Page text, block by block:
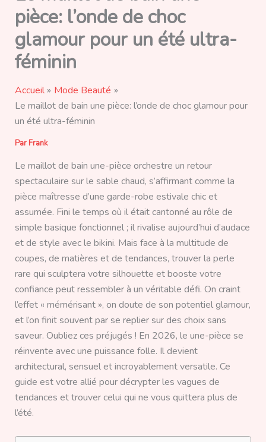
pièce: l’onde de choc
glamour pour un été ultra-
féminin
Accueil
Mode Beauté
Le maillot de bain une pièce: l’onde de choc glamour pour
un été ultra-féminin
Par Frank
Le maillot de bain une-pièce orchestre un retour
spectaculaire sur le sable chaud, s’affirmant comme la
pièce maîtresse d’une garde-robe estivale chic et
assumée. Fini le temps où il était cantonné au rôle de
simple basique fonctionnel ; il rivalise aujourd’hui d’audace
et de style avec le bikini. Mais face à la multitude de
coupes, de matières et de tendances, trouver la perle
rare qui sculptera votre silhouette et booste votre
confiance peut ressembler à un véritable défi. On craint
l’effet « mémérisant », on doute de son potentiel glamour,
et l’on finit souvent par se replier sur des choix sans
saveur. Oubliez ces préjugés ! En 2026, le une-pièce se
réinvente avec une puissance folle. Il devient
architectural, sensuel et incroyablement versatile. Ce
guide est votre allié pour décrypter les vagues de
tendances et trouver celui qui ne vous quittera plus de
l’été.